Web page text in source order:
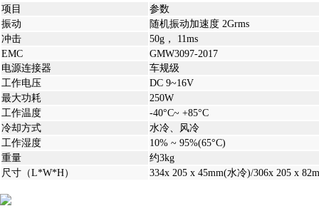
项目
参数
振动
随机振动加速度 2Grms
冲击
50g， 11ms
EMC
GMW3097-2017
电源连接器
车规级
工作电压
DC 9~16V
最大功耗
250W
工作温度
-40°C~ +85°C
冷却方式
水冷、风冷
工作湿度
10% ~ 95%(65°C)
重量
约3kg
尺寸（L*W*H）
334x 205 x 45mm(水冷)/306x 205 x